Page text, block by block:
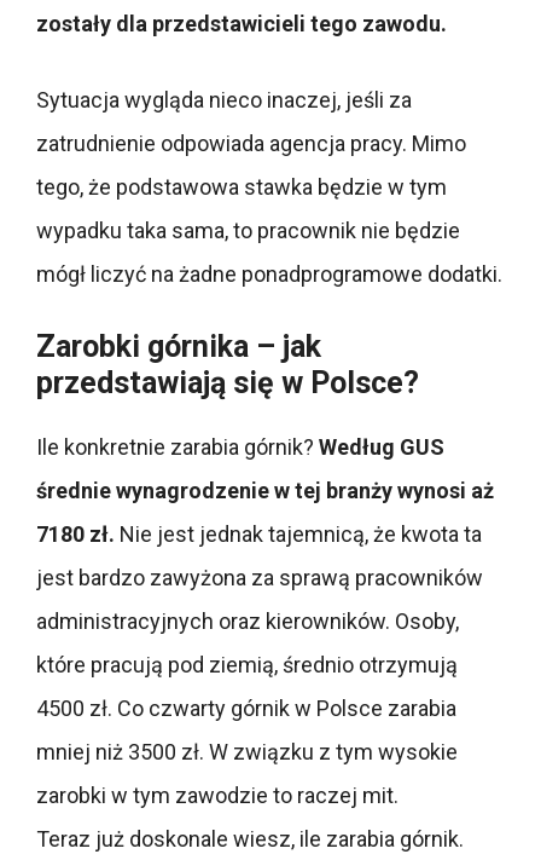
zostały dla przedstawicieli tego zawodu.
Sytuacja wygląda nieco inaczej, jeśli za
zatrudnienie odpowiada agencja pracy. Mimo
tego, że podstawowa stawka będzie w tym
wypadku taka sama, to pracownik nie będzie
mógł liczyć na żadne ponadprogramowe dodatki.
Zarobki górnika – jak
przedstawiają się w Polsce?
Ile konkretnie zarabia górnik? Według GUS
średnie wynagrodzenie w tej branży wynosi aż
7180 zł. Nie jest jednak tajemnicą, że kwota ta
jest bardzo zawyżona za sprawą pracowników
administracyjnych oraz kierowników. Osoby,
które pracują pod ziemią, średnio otrzymują
4500 zł. Co czwarty górnik w Polsce zarabia
mniej niż 3500 zł. W związku z tym wysokie
zarobki w tym zawodzie to raczej mit.
Teraz już doskonale wiesz, ile zarabia górnik.